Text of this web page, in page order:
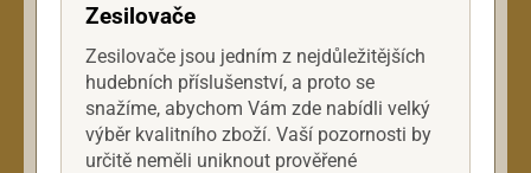
Zesilovače
Zesilovače jsou jedním z nejdůležitějších
hudebních příslušenství, a proto se
snažíme, abychom Vám zde nabídli velký
výběr kvalitního zboží. Vaší pozornosti by
určitě neměli uniknout prověřené
Ostatní nástroje
PA systémy
Příslušenství
Rekordéry
Reproboxy
Vox (1)